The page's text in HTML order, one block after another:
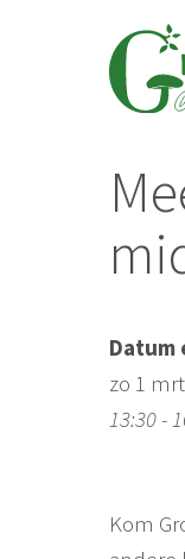
Datum
zo 1
13:30 -
Kom